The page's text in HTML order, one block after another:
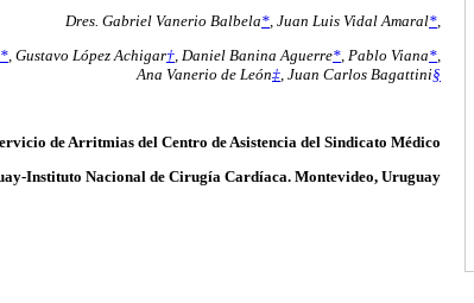
Dres. Gabriel Vanerio Balbela*, Juan Luis Vidal Amaral*,
*, Gustavo López Achigar†, Daniel Banina Aguerre*, Pablo Viana*,
Ana Vanerio de León‡, Juan Carlos Bagattini§
de Arritmias del Centro de Asistencia del Sindicato Médico
Instituto Nacional de Cirugía Cardíaca. Montevideo, Uruguay